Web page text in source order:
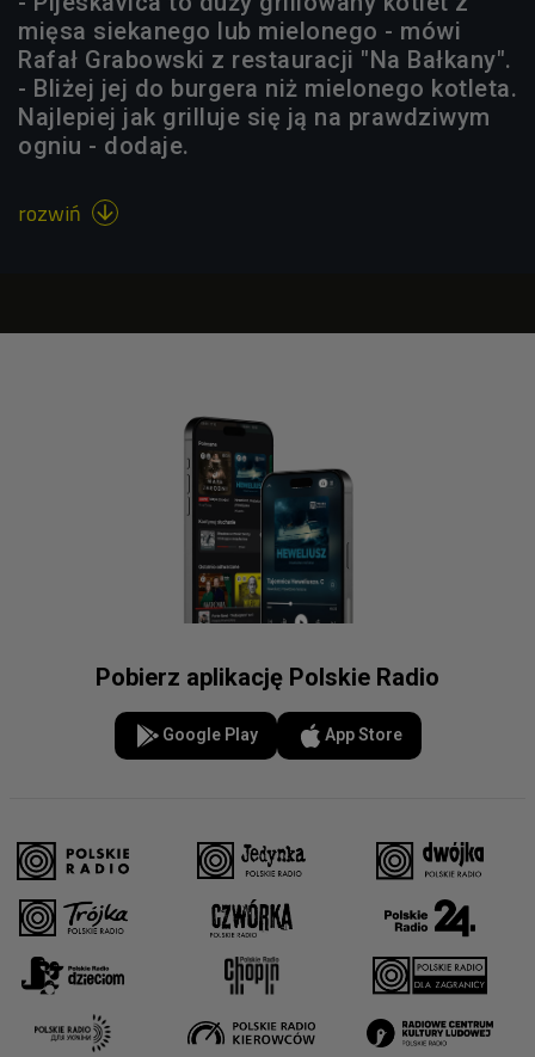
mięsa siekanego lub mielonego - mówi
Rafał Grabowski z restauracji "Na Bałkany".
- Bliżej jej do burgera niż mielonego kotleta.
Najlepiej jak grilluje się ją na prawdziwym
ogniu - dodaje.
rozwiń 
Pobierz aplikację Polskie Radio
Google Play App Store